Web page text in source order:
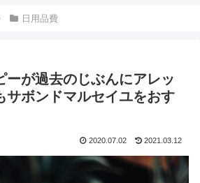
日用品費
ーが過去のじぶんにアレッ
サボンドマルセイユをおす
2020.07.02 2021.03.12